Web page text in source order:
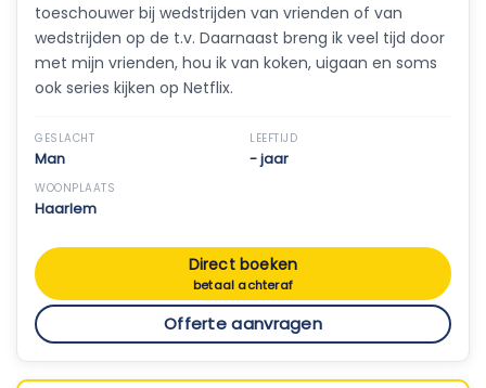
toeschouwer bij wedstrijden van vrienden of van
wedstrijden op de t.v. Daarnaast breng ik veel tijd door
met mijn vrienden, hou ik van koken, uigaan en soms
ook series kijken op Netflix.
GESLACHT
Man
LEEFTIJD
- jaar
WOONPLAATS
Haarlem
Direct boeken
betaal achteraf
Offerte aanvragen